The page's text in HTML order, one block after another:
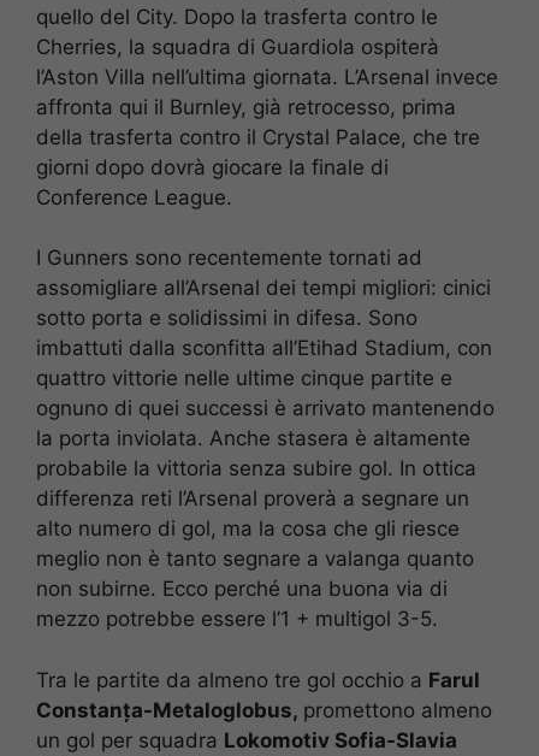
quello del City. Dopo la trasferta contro le
Cherries, la squadra di Guardiola ospiterà
l’Aston Villa nell’ultima giornata. L’Arsenal invece
affronta qui il Burnley, già retrocesso, prima
della trasferta contro il Crystal Palace, che tre
giorni dopo dovrà giocare la finale di
Conference League.
I Gunners sono recentemente tornati ad
assomigliare all’Arsenal dei tempi migliori: cinici
sotto porta e solidissimi in difesa. Sono
imbattuti dalla sconfitta all’Etihad Stadium, con
quattro vittorie nelle ultime cinque partite e
ognuno di quei successi è arrivato mantenendo
la porta inviolata. Anche stasera è altamente
probabile la vittoria senza subire gol. In ottica
differenza reti l’Arsenal proverà a segnare un
alto numero di gol, ma la cosa che gli riesce
meglio non è tanto segnare a valanga quanto
non subirne. Ecco perché una buona via di
mezzo potrebbe essere l’1 + multigol 3-5.
Tra le partite da almeno tre gol occhio a Farul
Constanța-Metaloglobus, promettono almeno
un gol per squadra Lokomotiv Sofia-Slavia